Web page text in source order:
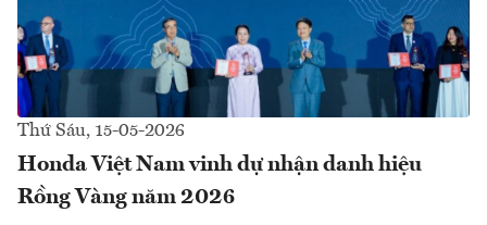
Thứ Sáu, 15-05-2026
Honda Việt Nam vinh dự nhận danh hiệu
Rồng Vàng năm 2026